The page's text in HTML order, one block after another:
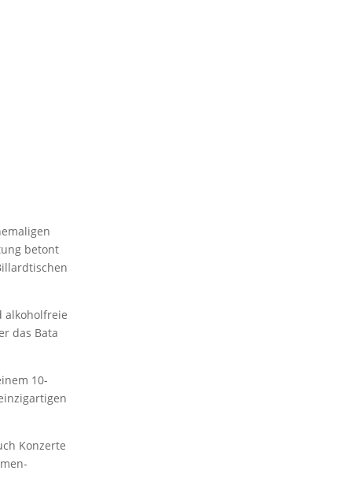
betont
alkoholfreie
das Bata
10-
Konzerte